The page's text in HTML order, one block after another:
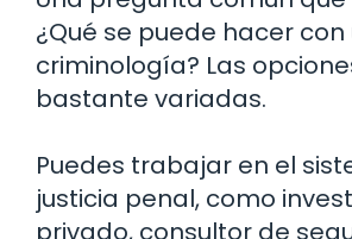
¿Qué se puede hacer
criminología? Las
bastante variadas.
Puedes trabajar en el
justicia penal, como
privado, consultor de